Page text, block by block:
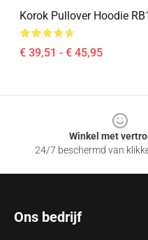
Korok Pullover Hoodie
€ 39,51 - € 45,95
Winkel met
24/7 beschermd van
Ons bedrijf